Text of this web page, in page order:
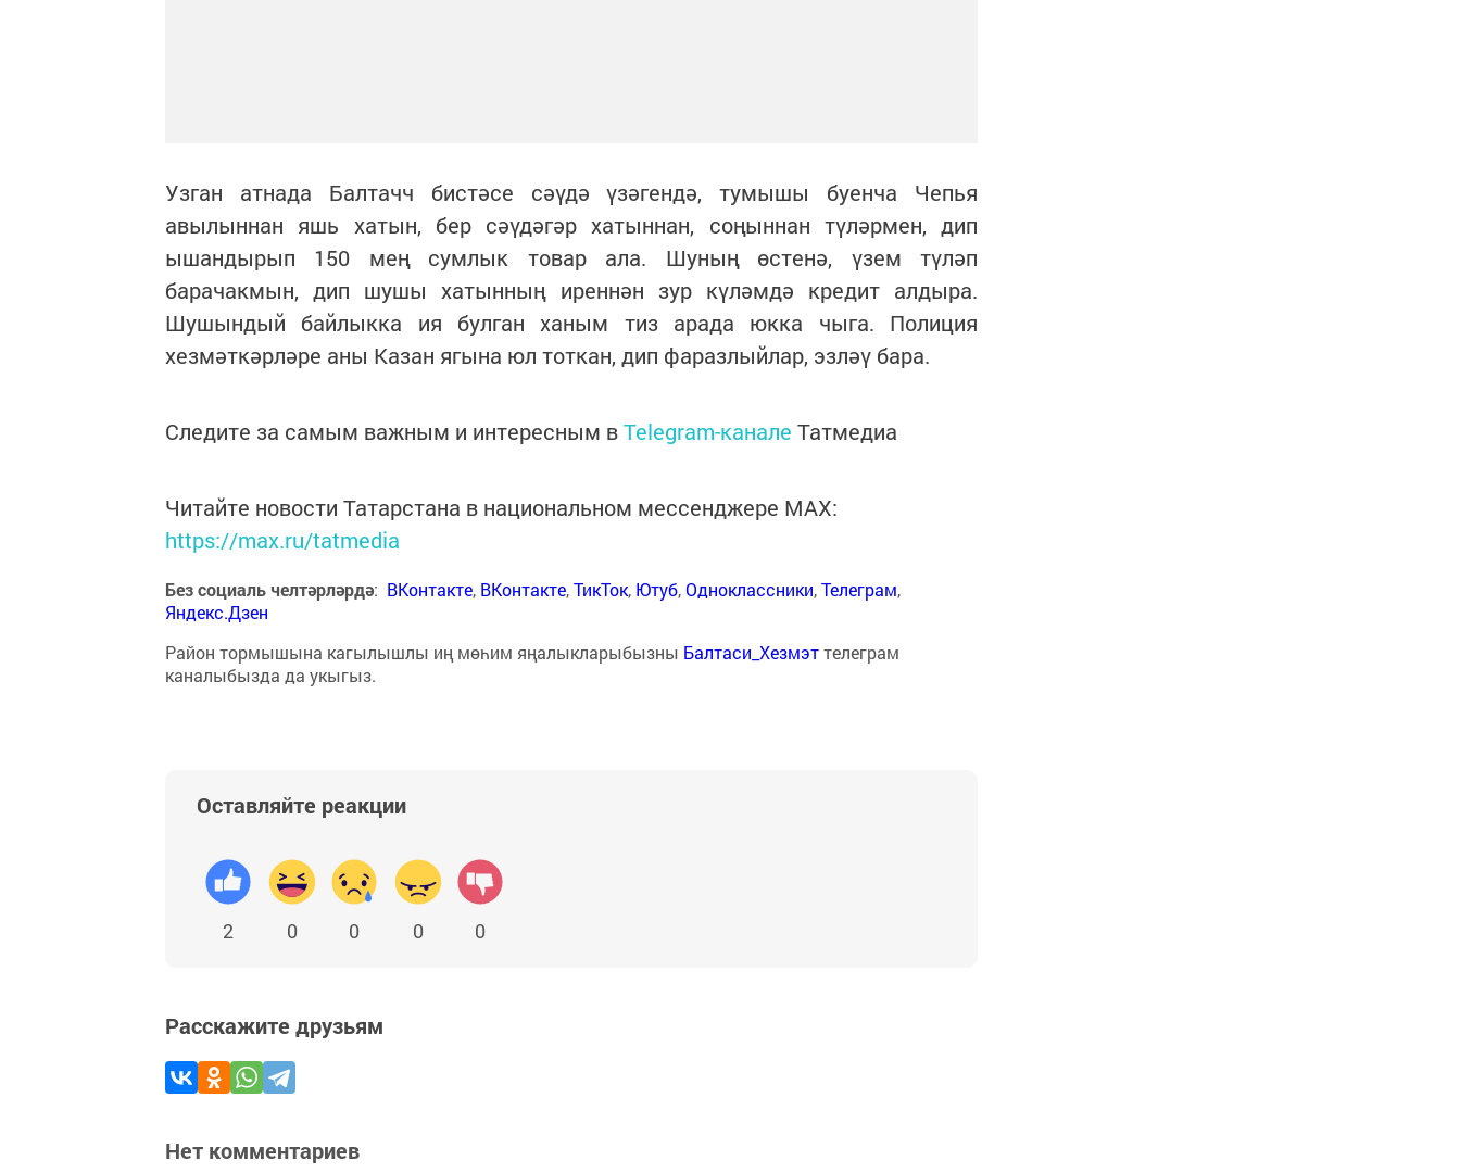
Узган атнада Балтачч бистәсе сәүдә үзәгендә, тумышы буенча Чепья
авылыннан яшь хатын, бер сәүдәгәр хатыннан, соңыннан түләрмен, дип
ышандырып 150 мең сумлык товар ала. Шуның өстенә, үзем түләп
барачакмын, дип шушы хатынның иреннән зур күләмдә кредит алдыра.
Шушындый байлыкка ия булган ханым тиз арада юкка чыга. Полиция
хезмәткәрләре аны Казан ягына юл тоткан, дип фаразлыйлар, эзләү бара.
Следите за самым важным и интересным вTelegram-канале Татмедиа
Читайте новости Татарстана в национальном мессенджере MАХ:
https://max.ru/tatmedia
Без социаль челтәрләрдә: ВКонтакте, ВКонтакте,ТикТок, Ютуб,Одноклассники,Телеграм,
Яндекс.Дзен
Район тормышына кагылышлы иң мөһим яңалыкларыбызны Балтаси_Хезмэттелеграм
каналыбызда да укыгыз.
Оставляйте реакции
2 0 0 0 0
Расскажите друзьям
Нет комментариев